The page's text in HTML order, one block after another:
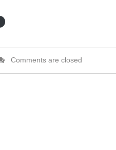
Comments are closed